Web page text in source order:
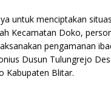
untuk menciptakan
Kecamatan Doko,
pengamanan
Dusun Tulungrejo
Kabupaten Blitar.